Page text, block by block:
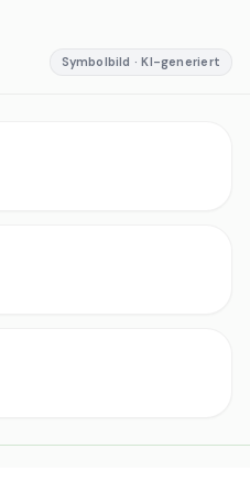
Symbolbild · KI-generiert